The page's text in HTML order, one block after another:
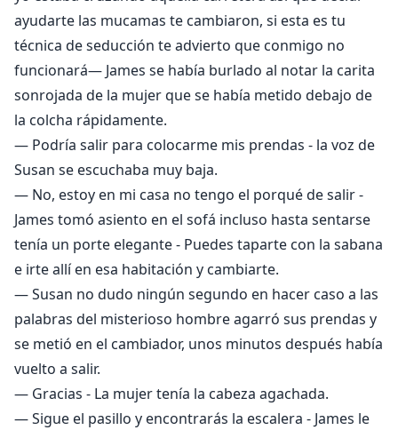
ayudarte las mucamas te cambiaron, si esta es tu
técnica de seducción te advierto que conmigo no
funcionará— James se había burlado al notar la carita
sonrojada de la mujer que se había metido debajo de
la colcha rápidamente.
— Podría salir para colocarme mis prendas - la voz de
Susan se escuchaba muy baja.
— No, estoy en mi casa no tengo el porqué de salir -
James tomó asiento en el sofá incluso hasta sentarse
tenía un porte elegante - Puedes taparte con la sabana
e irte allí en esa habitación y cambiarte.
— Susan no dudo ningún segundo en hacer caso a las
palabras del misterioso hombre agarró sus prendas y
se metió en el cambiador, unos minutos después había
vuelto a salir.
— Gracias - La mujer tenía la cabeza agachada.
— Sigue el pasillo y encontrarás la escalera - James le